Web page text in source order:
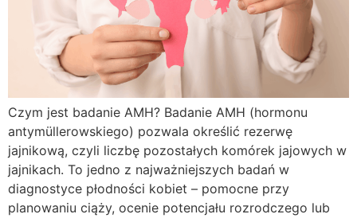
Czym jest badanie AMH? Badanie AMH (hormonu
antymüllerowskiego) pozwala określić rezerwę
jajnikową, czyli liczbę pozostałych komórek jajowych w
jajnikach. To jedno z najważniejszych badań w
diagnostyce płodności kobiet – pomocne przy
planowaniu ciąży, ocenie potencjału rozrodczego lub